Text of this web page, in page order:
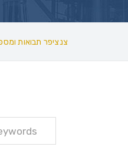
צנציפר תבואות